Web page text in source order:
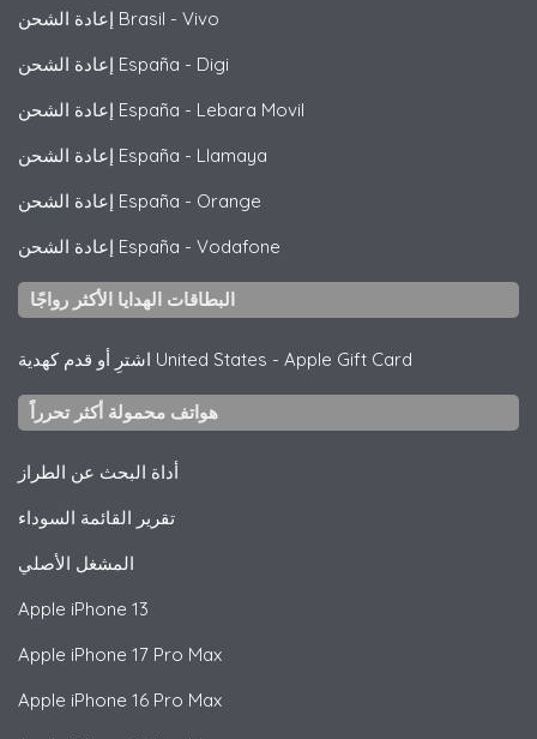
إعادة الشحن Brasil - Vivo
إعادة الشحن España - Digi
إعادة الشحن España - Lebara Movil
إعادة الشحن España - Llamaya
إعادة الشحن España - Orange
إعادة الشحن España - Vodafone
البطاقات الهدايا الأكثر رواجًا
اشترِ أو قدم كهدية United States - Apple Gift Card
هواتف محمولة أكثر تحرراً
أداة البحث عن الطراز
تقرير القائمة السوداء
المشغل الأصلي
Apple iPhone 13
Apple iPhone 17 Pro Max
Apple iPhone 16 Pro Max